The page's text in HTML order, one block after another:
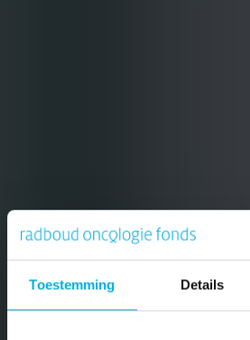
Toestemming Details